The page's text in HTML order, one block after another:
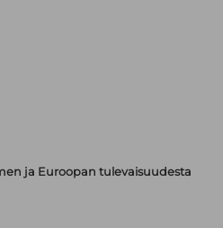
ja Euroopan tulevaisuudesta